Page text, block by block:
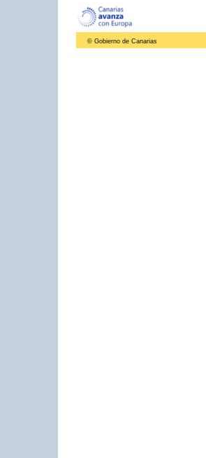
© Gobierno de Canarias